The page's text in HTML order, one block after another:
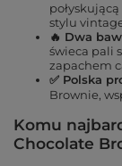
stylu
🔥 Dwa
świeca pali
zapachem
✅ Polska
Brownie,
Komu
Chocolate